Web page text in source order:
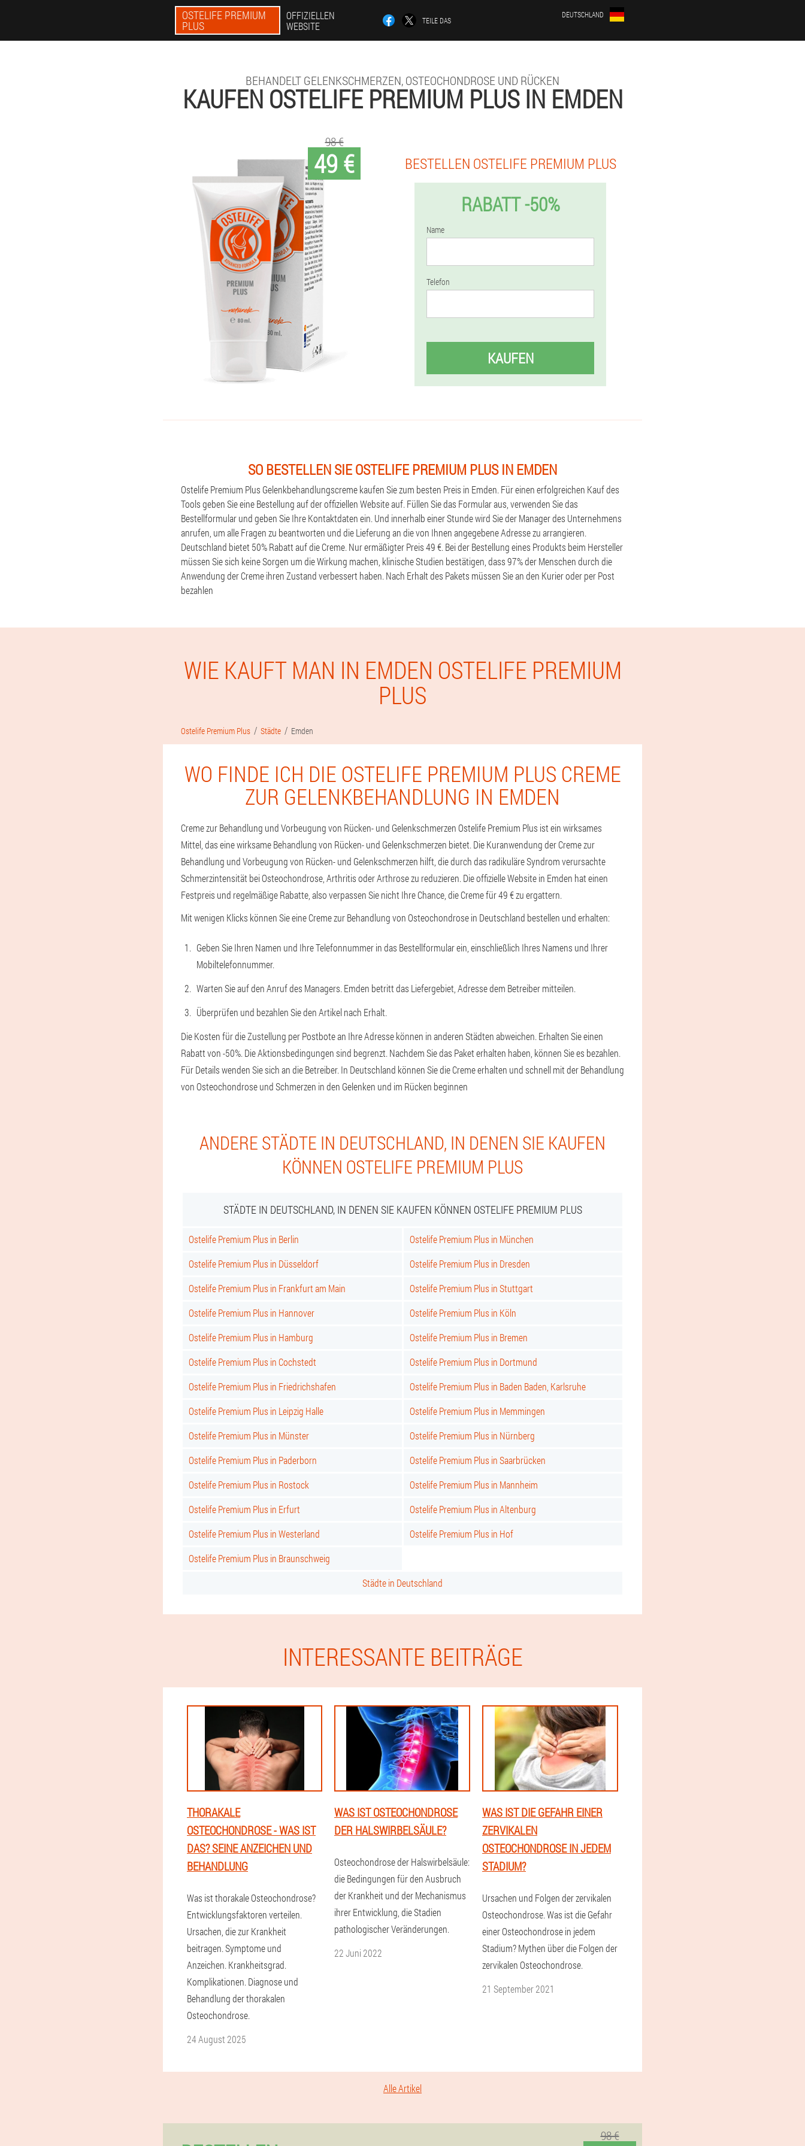
OSTELIFE PREMIUM
PLUS
OFFIZIELLEN
WEBSITE
TEILE DAS
DEUTSCHLAND
BEHANDELT GELENKSCHMERZEN, OSTEOCHONDROSE UND RÜCKEN
KAUFEN OSTELIFE PREMIUM PLUS IN EMDEN
49 €
98 €
BESTELLEN OSTELIFE PREMIUM PLUS
RABATT -50%
Name
Telefon
KAUFEN
SO BESTELLEN SIE OSTELIFE PREMIUM PLUS IN EMDEN
Ostelife Premium Plus Gelenkbehandlungscreme kaufen Sie zum besten Preis in Emden. Für einen erfolgreichen Kauf des
Tools geben Sie eine Bestellung auf der offiziellen Website auf. Füllen Sie das Formular aus, verwenden Sie das
Bestellformular und geben Sie Ihre Kontaktdaten ein. Und innerhalb einer Stunde wird Sie der Manager des Unternehmens
anrufen, um alle Fragen zu beantworten und die Lieferung an die von Ihnen angegebene Adresse zu arrangieren.
Deutschland bietet 50% Rabatt auf die Creme. Nur ermäßigter Preis 49 €. Bei der Bestellung eines Produkts beim Hersteller
müssen Sie sich keine Sorgen um die Wirkung machen, klinische Studien bestätigen, dass 97% der Menschen durch die
Anwendung der Creme ihren Zustand verbessert haben. Nach Erhalt des Pakets müssen Sie an den Kurier oder per Post
bezahlen
WIE KAUFT MAN IN EMDEN OSTELIFE PREMIUM
PLUS
Ostelife Premium Plus Städte Emden
WO FINDE ICH DIE OSTELIFE PREMIUM PLUS CREME
ZUR GELENKBEHANDLUNG IN EMDEN
Creme zur Behandlung und Vorbeugung von Rücken- und Gelenkschmerzen Ostelife Premium Plus ist ein wirksames
Mittel, das eine wirksame Behandlung von Rücken- und Gelenkschmerzen bietet. Die Kuranwendung der Creme zur
Behandlung und Vorbeugung von Rücken- und Gelenkschmerzen hilft, die durch das radikuläre Syndrom verursachte
Schmerzintensität bei Osteochondrose, Arthritis oder Arthrose zu reduzieren. Die offizielle Website in Emden hat einen
Festpreis und regelmäßige Rabatte, also verpassen Sie nicht Ihre Chance, die Creme für 49 € zu ergattern.
Mit wenigen Klicks können Sie eine Creme zur Behandlung von Osteochondrose in Deutschland bestellen und erhalten:
Geben Sie Ihren Namen und Ihre Telefonnummer in das Bestellformular ein, einschließlich Ihres Namens und Ihrer
Mobiltelefonnummer.
Warten Sie auf den Anruf des Managers. Emden betritt das Liefergebiet, Adresse dem Betreiber mitteilen.
Überprüfen und bezahlen Sie den Artikel nach Erhalt.
Die Kosten für die Zustellung per Postbote an Ihre Adresse können in anderen Städten abweichen. Erhalten Sie einen
Rabatt von -50%. Die Aktionsbedingungen sind begrenzt. Nachdem Sie das Paket erhalten haben, können Sie es bezahlen.
Für Details wenden Sie sich an die Betreiber. In Deutschland können Sie die Creme erhalten und schnell mit der Behandlung
von Osteochondrose und Schmerzen in den Gelenken und im Rücken beginnen
ANDERE STÄDTE IN DEUTSCHLAND, IN DENEN SIE KAUFEN
KÖNNEN OSTELIFE PREMIUM PLUS
STÄDTE IN DEUTSCHLAND, IN DENEN SIE KAUFEN KÖNNEN OSTELIFE PREMIUM PLUS
Ostelife Premium Plus in Berlin
Ostelife Premium Plus in München
Ostelife Premium Plus in Düsseldorf
Ostelife Premium Plus in Dresden
Ostelife Premium Plus in Frankfurt am Main
Ostelife Premium Plus in Stuttgart
Ostelife Premium Plus in Hannover
Ostelife Premium Plus in Köln
Ostelife Premium Plus in Hamburg
Ostelife Premium Plus in Bremen
Ostelife Premium Plus in Cochstedt
Ostelife Premium Plus in Dortmund
Ostelife Premium Plus in Friedrichshafen
Ostelife Premium Plus in Baden Baden, Karlsruhe
Ostelife Premium Plus in Leipzig Halle
Ostelife Premium Plus in Memmingen
Ostelife Premium Plus in Münster
Ostelife Premium Plus in Nürnberg
Ostelife Premium Plus in Paderborn
Ostelife Premium Plus in Saarbrücken
Ostelife Premium Plus in Rostock
Ostelife Premium Plus in Mannheim
Ostelife Premium Plus in Erfurt
Ostelife Premium Plus in Altenburg
Ostelife Premium Plus in Westerland
Ostelife Premium Plus in Hof
Ostelife Premium Plus in Braunschweig
Städte in Deutschland
INTERESSANTE BEITRÄGE
THORAKALE
OSTEOCHONDROSE - WAS IST
DAS? SEINE ANZEICHEN UND
BEHANDLUNG
Was ist thorakale Osteochondrose?
Entwicklungsfaktoren verteilen.
Ursachen, die zur Krankheit
beitragen. Symptome und
Anzeichen. Krankheitsgrad.
Komplikationen. Diagnose und
Behandlung der thorakalen
Osteochondrose.
24 August 2025
WAS IST OSTEOCHONDROSE
DER HALSWIRBELSÄULE?
Osteochondrose der Halswirbelsäule:
die Bedingungen für den Ausbruch
der Krankheit und der Mechanismus
ihrer Entwicklung, die Stadien
pathologischer Veränderungen.
22 Juni 2022
WAS IST DIE GEFAHR EINER
ZERVIKALEN
OSTEOCHONDROSE IN JEDEM
STADIUM?
Ursachen und Folgen der zervikalen
Osteochondrose. Was ist die Gefahr
einer Osteochondrose in jedem
Stadium? Mythen über die Folgen der
zervikalen Osteochondrose.
21 September 2021
Alle Artikel
98 €